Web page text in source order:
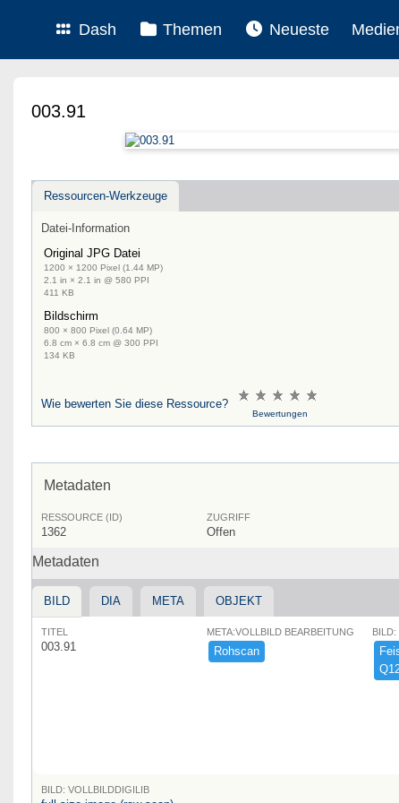
Dash Themen Neueste
003.91
Ressourcen-Werkzeuge
Datei-Information
Original JPG Datei
1200 × 1200 Pixel (1.44 MP)
2.1 in × 2.1 in @ 580 PPI
411 KB
Bildschirm
800 × 800 Pixel (0.64 MP)
6.8 cm × 6.8 cm @ 300 PPI
134 KB
Wie bewerten Sie diese Ressource?
Bewertungen
Metadaten
RESSOURCE (ID)
1362
ZUGRIFF
Offen
Metadaten
BILD DIA META OBJEKT
TITEL
003.91
META:VOLLBILD BEARBEITUNG
Rohscan
BILD: VOLLBILDDIGILIB